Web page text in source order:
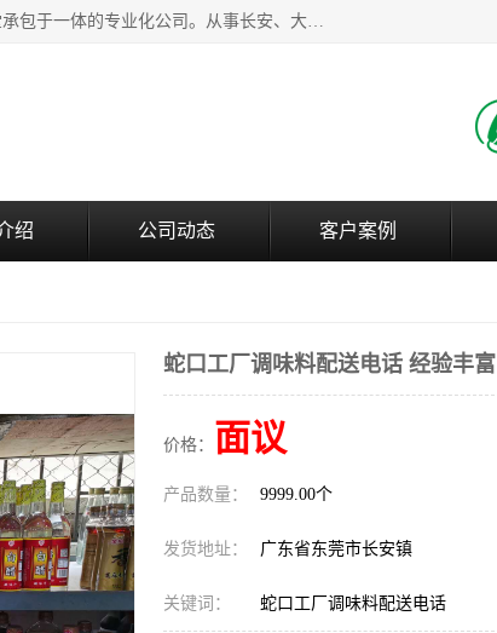
广东食安膳食管理服务有限公司是一家集干货粮油、肉禽蔬菜等食品加工、配送及食堂承包于一体的专业化公司。从事长安、大朗、大岭山、厚街、虎门等地区的蔬菜配送服务。 专业的服务队伍，以及完善的服务机制，经过多年的努力拼搏，赢得了广大客户的信赖和支持。
绍 公司动态 客户案例
蛇口工厂调味料配送电话 经验丰富
价格： 面议
产品数量： 9999.00个
发货地址： 广东省东莞市长安镇
关键词： 蛇口工厂调味料配送电话